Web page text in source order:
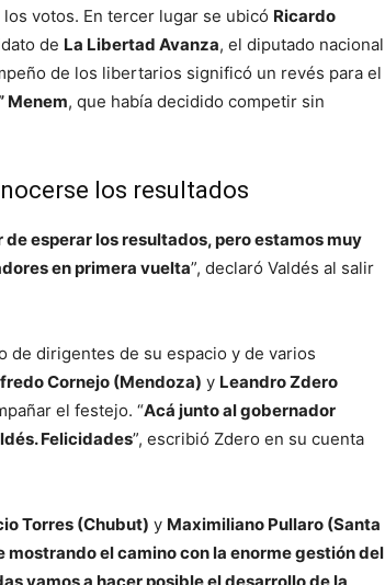
votos. En tercer lugar se ubicó Ricardo
de La Libertad Avanza, el diputado nacional
de los libertarios significó un revés para el
Menem, que había decidido competir sin
los resultados
esperar los resultados, pero estamos muy
en primera vuelta”, declaró Valdés al salir
de dirigentes de su espacio y de varios
Cornejo (Mendoza) y Leandro Zdero
el festejo. “Acá junto al gobernador
Felicidades”, escribió Zdero en su cuenta
Torres (Chubut) y Maximiliano Pullaro (Santa
mostrando el camino con la enorme gestión del